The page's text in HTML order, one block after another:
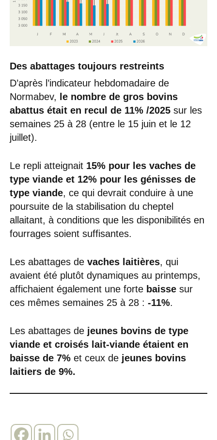
Des abattages toujours restreints
D’après l’indicateur hebdomadaire de
Normabev,
le nombre de gros bovins
abattus était en recul de 11% /2025 sur les
semaines 25 à 28 (entre le 15 juin et le 12
juillet).
Le repli atteignait 15% pour les vaches de
type viande et 12% pour les génisses de
type viande, ce qui devrait conduire à une
poursuite de la stabilisation du cheptel
allaitant, à conditions que les disponibilités en
fourrages soient suffisantes.
Les abattages de vaches laitières, qui
avaient été plutôt dynamiques au printemps,
affichaient également une forte baisse sur
ces mêmes semaines 25 à 28 : -11%.
Les abattages de jeunes bovins de type
viande et croisés lait-viande étaient en
baisse de 7% et ceux de jeunes bovins
laitiers de 9%.